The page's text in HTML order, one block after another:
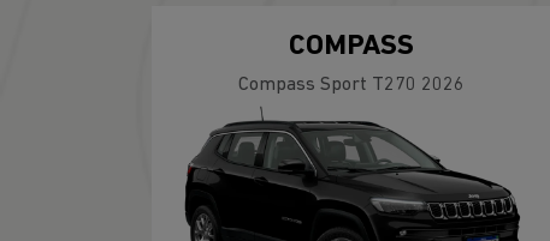
COMPASS
Compass Sport T270 2026